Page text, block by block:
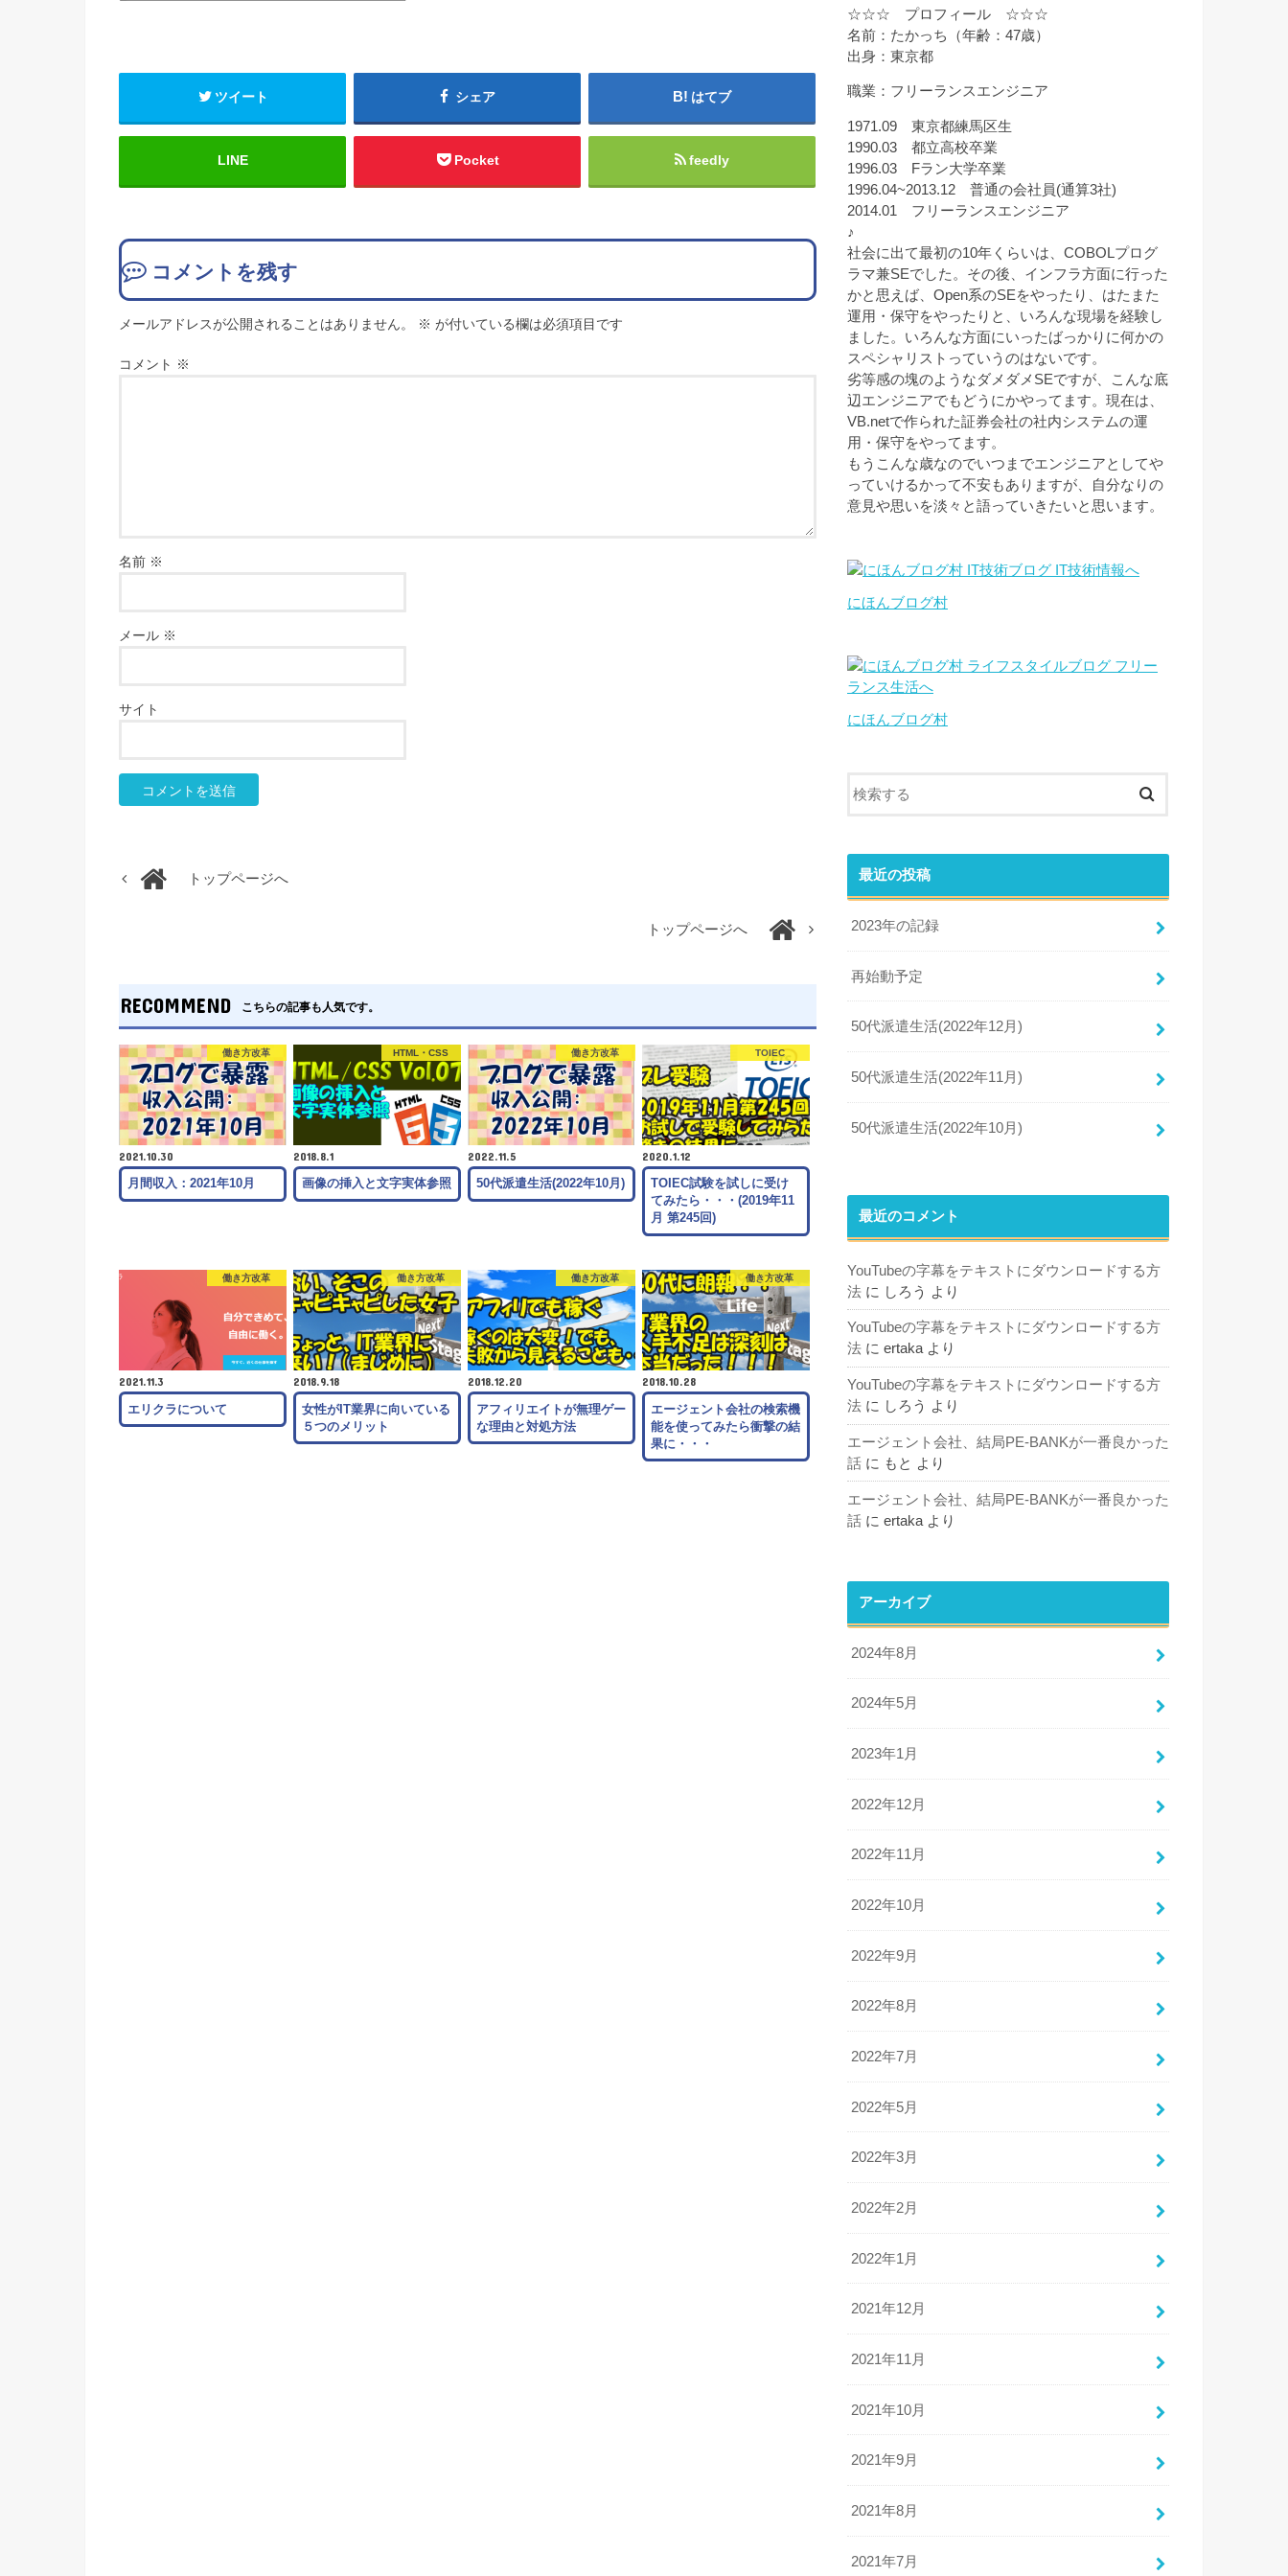
ツイート シェア はてブ
LINE Pocket feedly
コメントを残す
メールアドレスが公開されることはありません。 ※ が付いている欄は必須項目です
コメント ※
名前 ※
メール ※
サイト
トップページへ
トップページへ
RECOMMEND こちらの記事も人気です。
働き方改革
2021.10.30
月間収入：2021年10月
HTML・CSS
2018.8.1
画像の挿入と文字実体参照
働き方改革
2022.11.5
50代派遣生活(2022年10月)
TOIEC
2020.1.12
TOIEC試験を試しに受け
てみたら・・・(2019年11
月 第245回)
働き方改革
2021.11.3
エリクラについて
働き方改革
2018.9.18
女性がIT業界に向いている
５つのメリット
働き方改革
2018.12.20
アフィリエイトが無理ゲー
な理由と対処方法
働き方改革
2018.10.28
エージェント会社の検索機
能を使ってみたら衝撃の結
果に・・・
☆☆☆ プロフィール ☆☆☆
名前：たかっち（年齢：47歳）
出身：東京都
職業：フリーランスエンジニア
1971.09 東京都練馬区生
1990.03 都立高校卒業
1996.03 Fラン大学卒業
1996.04~2013.12 普通の会社員(通算3社)
2014.01 フリーランスエンジニア
♪
社会に出て最初の10年くらいは、COBOLプログ
ラマ兼SEでした。その後、インフラ方面に行った
かと思えば、Open系のSEをやったり、はたまた
運用・保守をやったりと、いろんな現場を経験し
ました。いろんな方面にいったばっかりに何かの
スペシャリストっていうのはないです。
劣等感の塊のようなダメダメSEですが、こんな底
辺エンジニアでもどうにかやってます。現在は、
VB.netで作られた証券会社の社内システムの運
用・保守をやってます。
もうこんな歳なのでいつまでエンジニアとしてや
っていけるかって不安もありますが、自分なりの
意見や思いを淡々と語っていきたいと思います。
にほんブログ村
にほんブログ村
最近の投稿
2023年の記録
再始動予定
50代派遣生活(2022年12月)
50代派遣生活(2022年11月)
50代派遣生活(2022年10月)
最近のコメント
YouTubeの字幕をテキストにダウンロードする方
法 に しろう より
YouTubeの字幕をテキストにダウンロードする方
法 に ertakaより
YouTubeの字幕をテキストにダウンロードする方
法 に しろう より
エージェント会社、結局PE-BANKが一番良かった
話 に もと より
エージェント会社、結局PE-BANKが一番良かった
話 に ertaka より
アーカイブ
2024年8月
2024年5月
2023年1月
2022年12月
2022年11月
2022年10月
2022年9月
2022年8月
2022年7月
2022年5月
2022年3月
2022年2月
2022年1月
2021年12月
2021年11月
2021年10月
2021年9月
2021年8月
2021年7月